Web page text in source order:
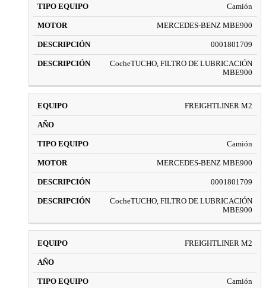
Camión
MERCEDES-BENZ MBE900
0001801709
CocheTUCHO, FILTRO DE LUBRICACIÓN
MBE900
FREIGHTLINER M2
Camión
MERCEDES-BENZ MBE900
0001801709
CocheTUCHO, FILTRO DE LUBRICACIÓN
MBE900
FREIGHTLINER M2
Camión